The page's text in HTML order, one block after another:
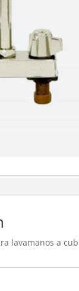
lavamanos a